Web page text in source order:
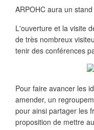
ARPOHC aura un
L'ouverture et la visite
de très nombreux
tenir des conférences
Pour faire avancer les
amender, un
pour ainsi partager les
proposition de mettre